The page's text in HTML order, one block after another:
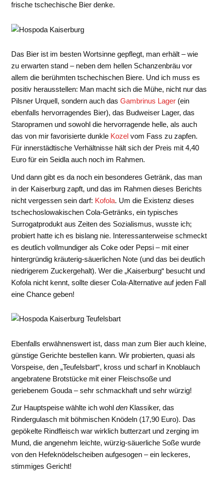
frische tschechische Bier denke.
Das Bier ist im besten Wortsinne gepflegt, man erhält – wie
zu erwarten stand – neben dem hellen Schanzenbräu vor
allem die berühmten tschechischen Biere. Und ich muss es
positiv herausstellen: Man macht sich die Mühe, nicht nur das
Pilsner Urquell, sondern auch das Gambrinus Lager(ein
ebenfalls hervorragendes Bier), das Budweiser Lager, das
Staropramen und sowohl die hervorragende helle, als auch
das von mir favorisierte dunkle Kozelvom Fass zu zapfen.
Für innerstädtische Verhältnisse hält sich der Preis mit 4,40
Euro für ein Seidla auch noch im Rahmen.
Und dann gibt es da noch ein besonderes Getränk, das man
in der Kaiserburg zapft, und das im Rahmen dieses Berichts
nicht vergessen sein darf: Kofola. Um die Existenz dieses
tschechoslowakischen Cola-Getränks, ein typisches
Surrogatprodukt aus Zeiten des Sozialismus, wusste ich;
probiert hatte ich es bislang nie. Interessanterweise schmeckt
es deutlich vollmundiger als Coke oder Pepsi – mit einer
hintergründig kräuterig-säuerlichen Note (und das bei deutlich
niedrigerem Zuckergehalt). Wer die „Kaiserburg“ besucht und
Kofola nicht kennt, sollte dieser Cola-Alternative auf jeden Fall
eine Chance geben!
Ebenfalls erwähnenswert ist, dass man zum Bier auch kleine,
günstige Gerichte bestellen kann. Wir probierten, quasi als
Vorspeise, den „Teufelsbart“, kross und scharf in Knoblauch
angebratene Brotstücke mit einer Fleischsoße und
geriebenem Gouda – sehr schmackhaft und sehr würzig!
Zur Hauptspeise wählte ich wohl denKlassiker, das
Rindergulasch mit böhmischen Knödeln (17,90 Euro). Das
gepökelte Rindfleisch war wirklich butterzart und zerging im
Mund, die angenehm leichte, würzig-säuerliche Soße wurde
von den Hefeknödelscheiben aufgesogen – ein leckeres,
stimmiges Gericht!